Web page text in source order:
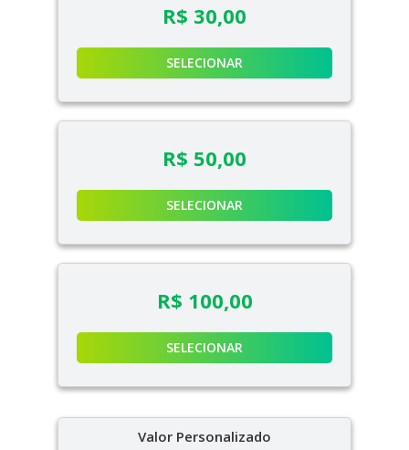
R$ 30,00
SELECIONAR
R$ 50,00
SELECIONAR
R$ 100,00
SELECIONAR
Valor Personalizado